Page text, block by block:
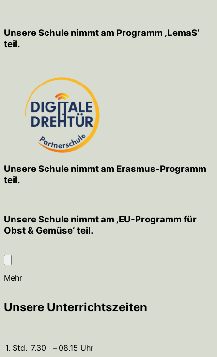
Unsere Schule nimmt am Programm ‚LemaS‘
teil.
Unsere Schule nimmt am Erasmus-Programm
teil.
Unsere Schule nimmt am ‚EU-Programm für
Obst & Gemüse‘ teil.
Mehr
Unsere Unterrichtszeiten
1. Std. 7.30 – 08.15 Uhr